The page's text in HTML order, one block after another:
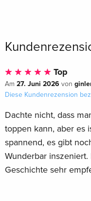
Französisch
2 Blu-ray 3D + 2 Blu-rays
Französisch
Blu-rays
2 Blu-rays
Italienisch
Top
Am 27. Juni 2026 von
Diese Kundenrezension
Dachte nicht, dass
toppen kann, aber es
spannend, es gibt
Wunderbar
Geschichte sehr